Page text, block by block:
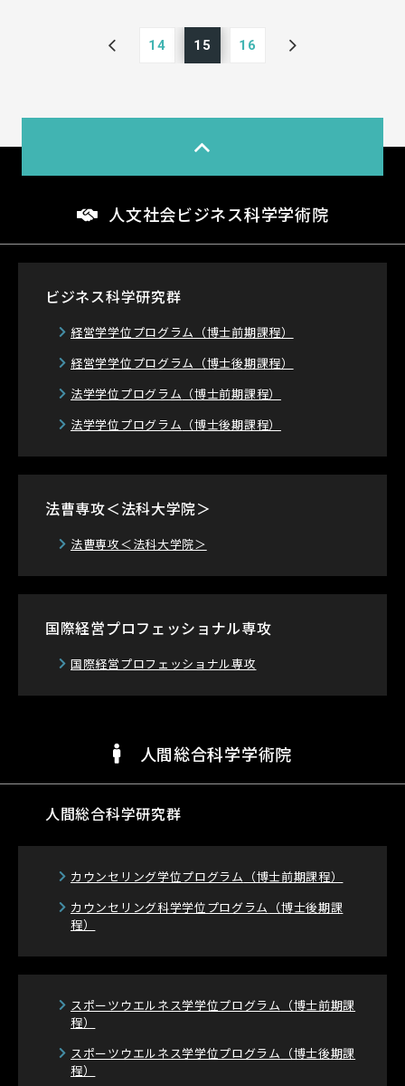
14 15 16
人文社会ビジネス科学学術院
ビジネス科学研究群
経営学学位プログラム （博士前期課程）
経営学学位プログラム （博士後期課程）
法学学位プログラム （博士前期課程）
法学学位プログラム （博士後期課程）
法曹専攻＜法科大学院＞
法曹専攻＜法科大学院＞
国際経営プロフェッショナル専攻
国際経営プロフェッショナル専攻
人間総合科学学術院
人間総合科学研究群
カウンセリング学位プログラム （博士前期課程）
カウンセリング科学学位プログラム
（博士後期課
程）
スポーツウエルネス学学位プログラム
（博士前期課
程）
スポーツウエルネス学学位プログラム
（博士後期課
程）